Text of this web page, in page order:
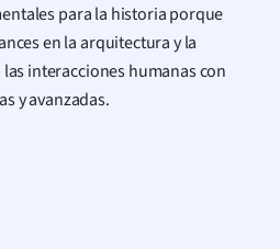
para la historia porque
en la arquitectura y la
interacciones humanas con
y avanzadas.